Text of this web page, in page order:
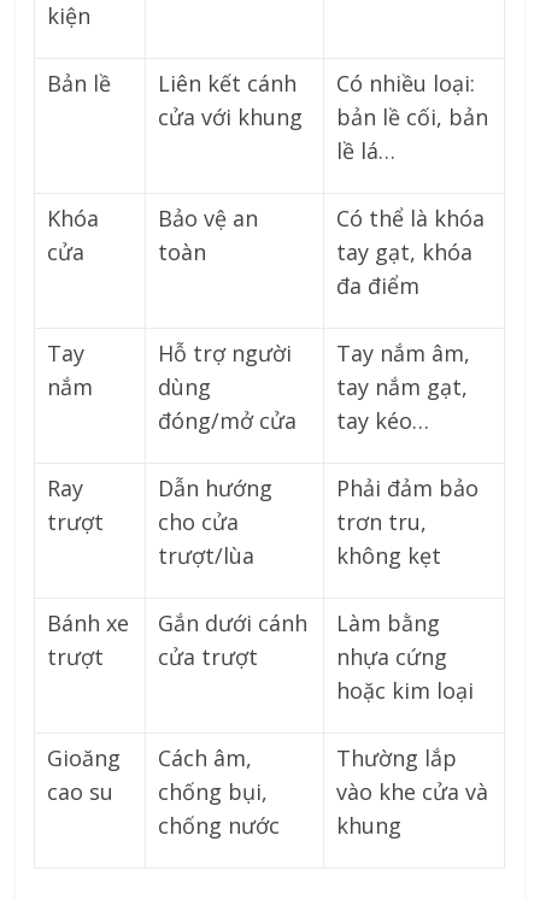
kiện
Bản lề
Liên kết cánh
cửa với khung
Có nhiều loại:
bản lề cối, bản
lề lá…
Khóa
cửa
Bảo vệ an
toàn
Có thể là khóa
tay gạt, khóa
đa điểm
Tay
nắm
Hỗ trợ người
dùng
đóng/mở cửa
Tay nắm âm,
tay nắm gạt,
tay kéo…
Ray
trượt
Dẫn hướng
cho cửa
trượt/lùa
Phải đảm bảo
trơn tru,
không kẹt
Bánh xe
trượt
Gắn dưới cánh
cửa trượt
Làm bằng
nhựa cứng
hoặc kim loại
Gioăng
cao su
Cách âm,
chống bụi,
chống nước
Thường lắp
vào khe cửa và
khung